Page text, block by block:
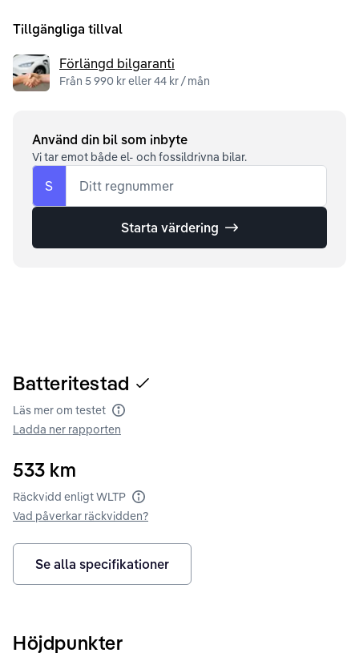
Tillgängliga tillval
Förlängd bilgaranti
Från 5 990 kr eller 44 kr / mån
Använd din bil som inbyte
Vi tar emot både el- och fossildrivna bilar.
S Ditt regnummer
Starta värdering
Batteritestad
Läs mer om testet Batteritest
Ladda ner rapporten
533 km
Räckvidd enligt WLTP Räckvidd enligt WLTP
Vad påverkar räckvidden?
Se alla specifikationer
Höjdpunkter